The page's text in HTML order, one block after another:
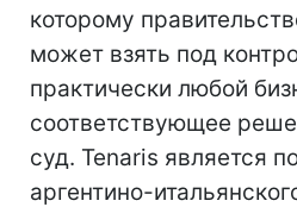
которому
может взять под
практически любой
соответствующее
суд. Tenaris является
аргентино-